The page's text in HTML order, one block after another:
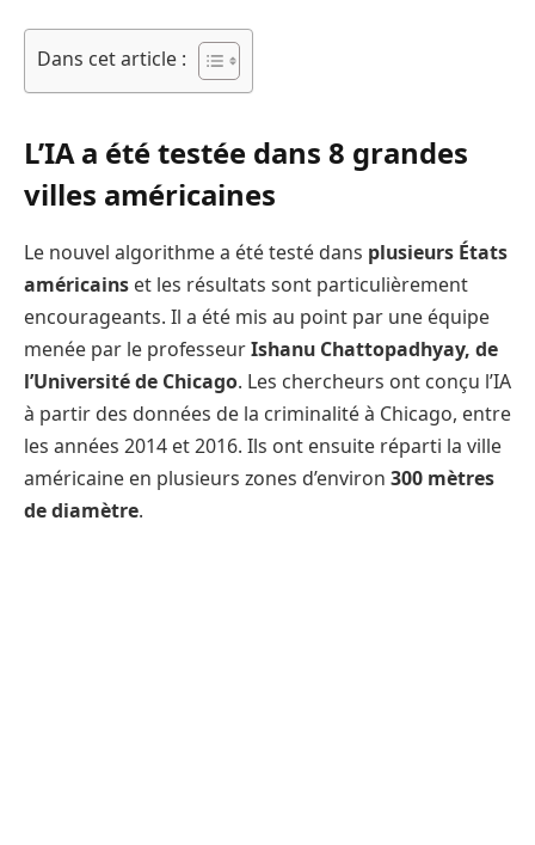
Dans cet article :
L’IA a été testée dans 8 grandes
villes américaines
Le nouvel algorithme a été testé dans plusieurs États
américains et les résultats sont particulièrement
encourageants. Il a été mis au point par une équipe
menée par le professeurIshanu Chattopadhyay, de
l’Université de Chicago. Les chercheurs ont conçu l’IA
à partir des données de la criminalité à Chicago, entre
les années 2014 et 2016. Ils ont ensuite réparti la ville
américaine en plusieurs zones d’environ 300 mètres
de diamètre.